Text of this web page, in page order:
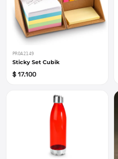
PROA2149
Sticky Set Cubik
$ 17.100